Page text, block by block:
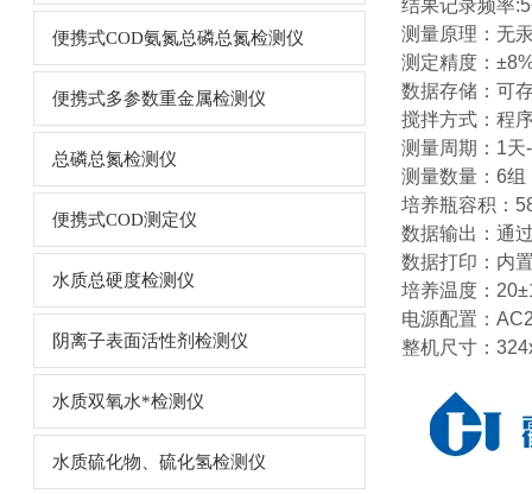
便携式COD氨氮总磷总氮检测仪
便携式多参数重金属检测仪
总磷总氮检测仪
便携式COD测定仪
水质总硬度检测仪
阴离子表面活性剂检测仪
水质双氧水*检测仪
水质硫化物、硫化氢检测仪
结果记录频率
测量原理：无
测定精度：
数据存储：可
搅拌方式：程
测量周期：1天
测量数量：6组
培养瓶容积：
数据输出：通
数据打印：内
培养温度：
电源配置：
整机尺寸：